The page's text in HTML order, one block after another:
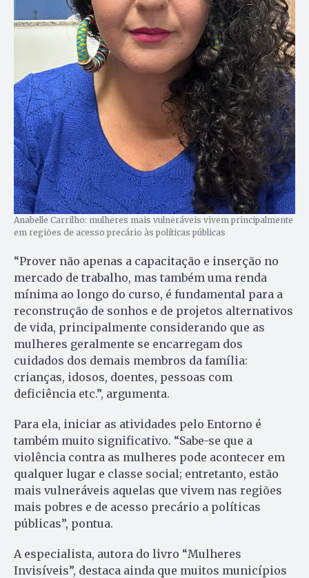
Anabelle Carrilho: mulheres mais vulneráveis vivem principalmente
em regiões de acesso precário às políticas públicas
“Prover não apenas a capacitação e inserção no
mercado de trabalho, mas também uma renda
mínima ao longo do curso, é fundamental para a
reconstrução de sonhos e de projetos alternativos
de vida, principalmente considerando que as
mulheres geralmente se encarregam dos
cuidados dos demais membros da família:
crianças, idosos, doentes, pessoas com
deficiência etc.”, argumenta.
Para ela, iniciar as atividades pelo Entorno é
também muito significativo. “Sabe-se que a
violência contra as mulheres pode acontecer em
qualquer lugar e classe social; entretanto, estão
mais vulneráveis aquelas que vivem nas regiões
mais pobres e de acesso precário a políticas
públicas”, pontua.
A especialista, autora do livro “Mulheres
Invisíveis”, destaca ainda que muitos municípios